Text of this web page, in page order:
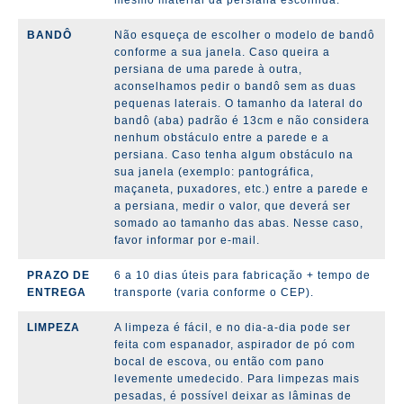
BANDÔ
Não esqueça de escolher o modelo de bandô
conforme a sua janela. Caso queira a
persiana de uma parede à outra,
aconselhamos pedir o bandô sem as duas
pequenas laterais. O tamanho da lateral do
bandô (aba) padrão é 13cm e não considera
nenhum obstáculo entre a parede e a
persiana. Caso tenha algum obstáculo na
sua janela (exemplo: pantográfica,
maçaneta, puxadores, etc.) entre a parede e
a persiana, medir o valor, que deverá ser
somado ao tamanho das abas. Nesse caso,
favor informar por e-mail.
PRAZO DE
ENTREGA
6 a 10 dias úteis para fabricação + tempo de
transporte (varia conforme o CEP).
LIMPEZA
A limpeza é fácil, e no dia-a-dia pode ser
feita com espanador, aspirador de pó com
bocal de escova, ou então com pano
levemente umedecido. Para limpezas mais
pesadas, é possível deixar as lâminas de